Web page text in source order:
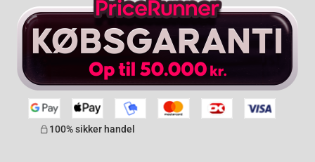
100% sikker handel